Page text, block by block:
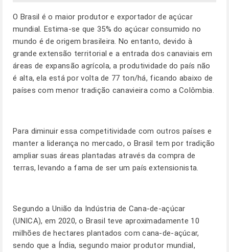
O Brasil é o maior produtor e exportador de açúcar
mundial. Estima-se que 35% do açúcar consumido no
mundo é de origem brasileira. No entanto, devido à
grande extensão territorial e a entrada dos canaviais em
áreas de expansão agrícola, a produtividade do país não
é alta, ela está por volta de 77 ton/há, ficando abaixo de
países com menor tradição canavieira como a Colômbia.
Para diminuir essa competitividade com outros países e
manter a liderança no mercado, o Brasil tem por tradição
ampliar suas áreas plantadas através da compra de
terras, levando a fama de ser um país extensionista.
Segundo a União da Indústria de Cana-de-açúcar
(UNICA), em 2020, o Brasil teve aproximadamente 10
milhões de hectares plantados com cana-de-açúcar,
sendo que a Índia, segundo maior produtor mundial,